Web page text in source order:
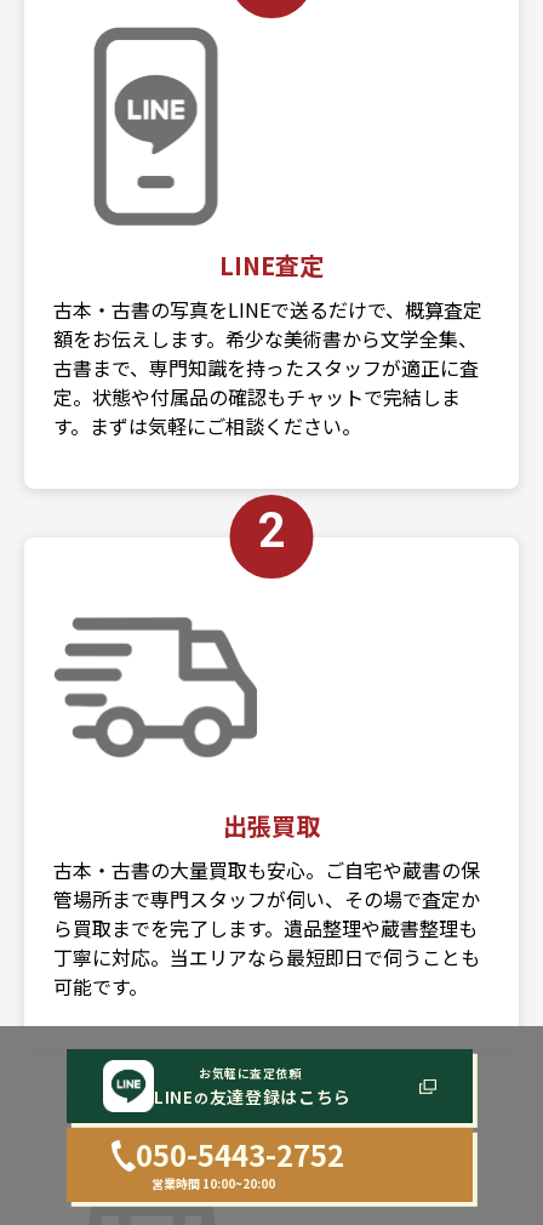
LINE査定
古本・古書の写真をLINEで送るだけで、概算査定
額をお伝えします。希少な美術書から文学全集、
古書まで、専門知識を持ったスタッフが適正に査
定。状態や付属品の確認もチャットで完結しま
す。まずは気軽にご相談ください。
2
出張買取
古本・古書の大量買取も安心。ご自宅や蔵書の保
管場所まで専門スタッフが伺い、その場で査定か
ら買取までを完了します。遺品整理や蔵書整理も
丁寧に対応。当エリアなら最短即日で伺うことも
可能です。
3
お気軽に査定依頼
LINEの友達登録はこちら
050-5443-2752
営業時間 10:00~20:00